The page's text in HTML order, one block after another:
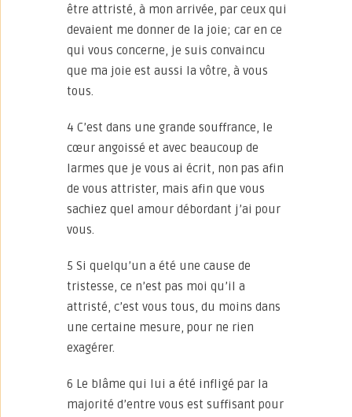
être attristé, à mon arrivée, par ceux qui
devaient me donner de la joie; car en ce
qui vous concerne, je suis convaincu
que ma joie est aussi la vôtre, à vous
tous.
4 C’est dans une grande souffrance, le
cœur angoissé et avec beaucoup de
larmes que je vous ai écrit, non pas afin
de vous attrister, mais afin que vous
sachiez quel amour débordant j’ai pour
vous.
5 Si quelqu’un a été une cause de
tristesse, ce n’est pas moi qu’il a
attristé, c’est vous tous, du moins dans
une certaine mesure, pour ne rien
exagérer.
6 Le blâme qui lui a été infligé par la
majorité d’entre vous est suffisant pour